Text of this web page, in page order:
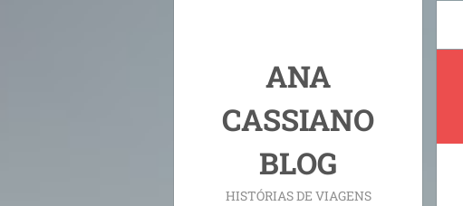
ANA
CASSIANO
BLOG
HISTÓRIAS DE VIAGENS